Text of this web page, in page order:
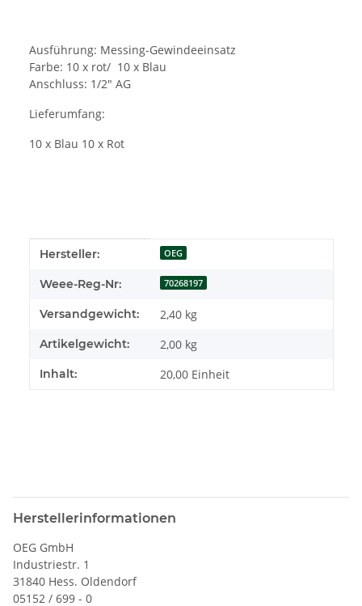
Ausführung: Messing-Gewindeeinsatz
Farbe: 10 x rot/ 10 x Blau
Anschluss: 1/2" AG
Lieferumfang:
10 x Blau 10 x Rot
Produkteigenschaft
Wert
Hersteller: OEG
Weee-Reg-Nr: 70268197
Versandgewicht: 2,40 kg
Artikelgewicht: 2,00 kg
Inhalt: 20,00 Einheit
Herstellerinformationen
OEG GmbH
Industriestr. 1
31840 Hess. Oldendorf
05152 / 699 - 0